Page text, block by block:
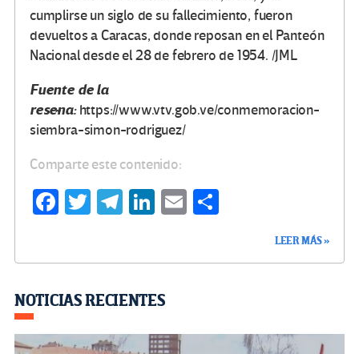
cumplirse un siglo de su fallecimiento, fueron
devueltos a Caracas, donde reposan en el Panteón
Nacional desde el 28 de febrero de 1954. /JML
Fuente de la
reseña:https://www.vtv.gob.ve/conmemoracion-
siembra-simon-rodriguez/
Comparte este contenido:
Fa
o
k
T
Te
m
Li
n
E
tir
LEER MÁS »
NOTICIAS RECIENTES